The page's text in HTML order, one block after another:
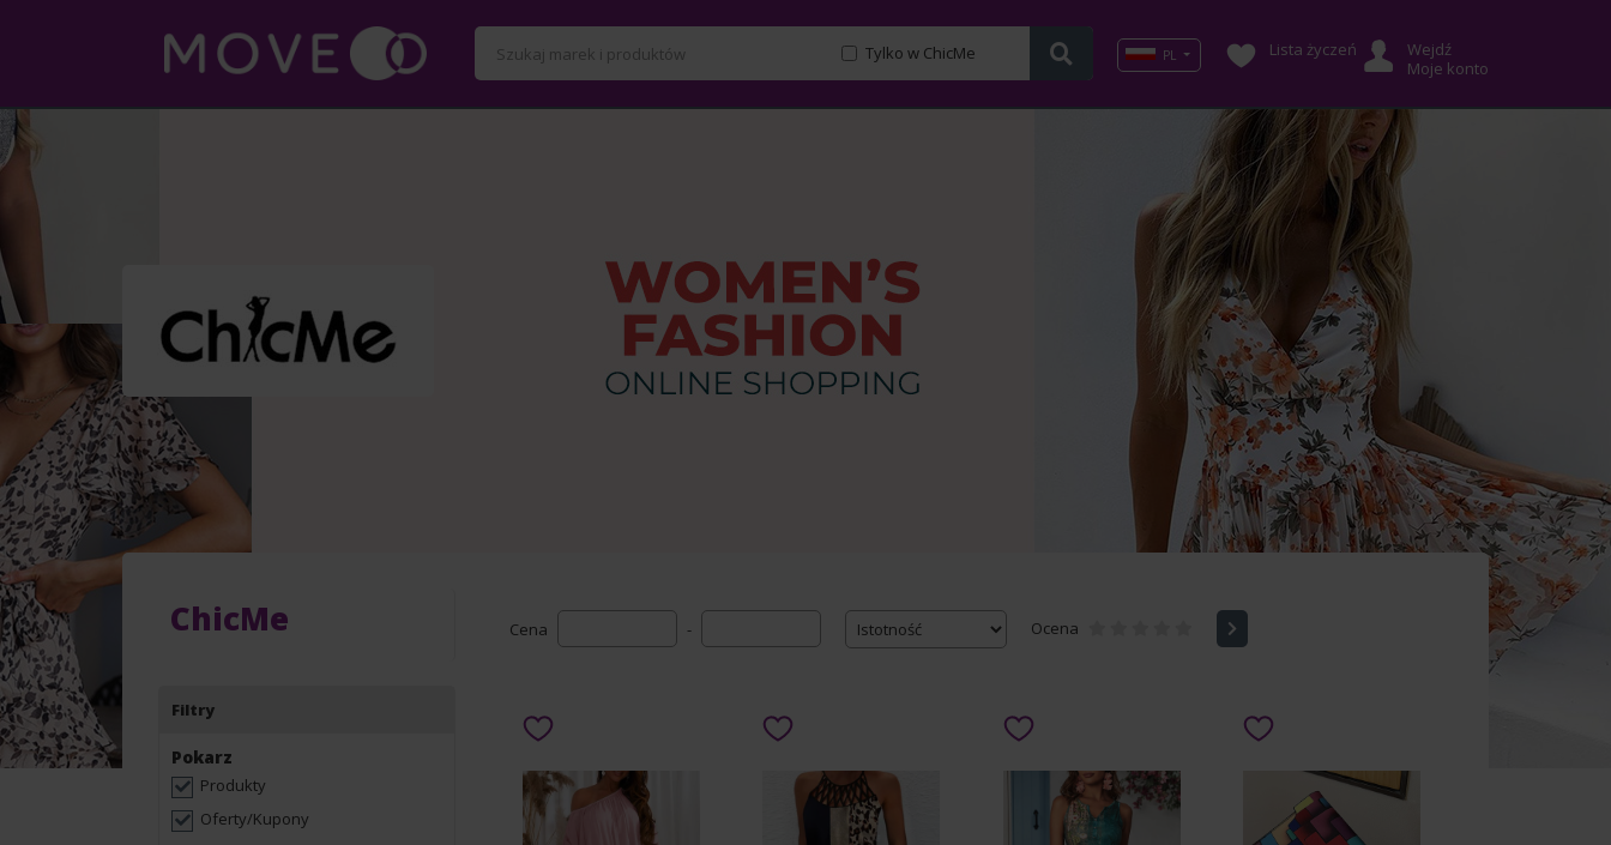
Tylko w ChicMe PL Lista życzeń
Wejdź
Moje konto
ChicMe
Filtry
Pokarz
Produkty
Oferty/Kupony
Cena - Ocena